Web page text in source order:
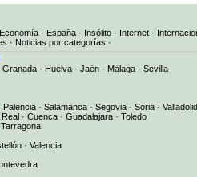
Economía · España · Insólito · Internet ·
· Noticias por categorías ·
Granada · Huelva · Jaén · Málaga · Sevilla
Palencia · Salamanca · Segovia · Soria · Valladolid
Real · Cuenca · Guadalajara · Toledo
Tarragona
· Valencia